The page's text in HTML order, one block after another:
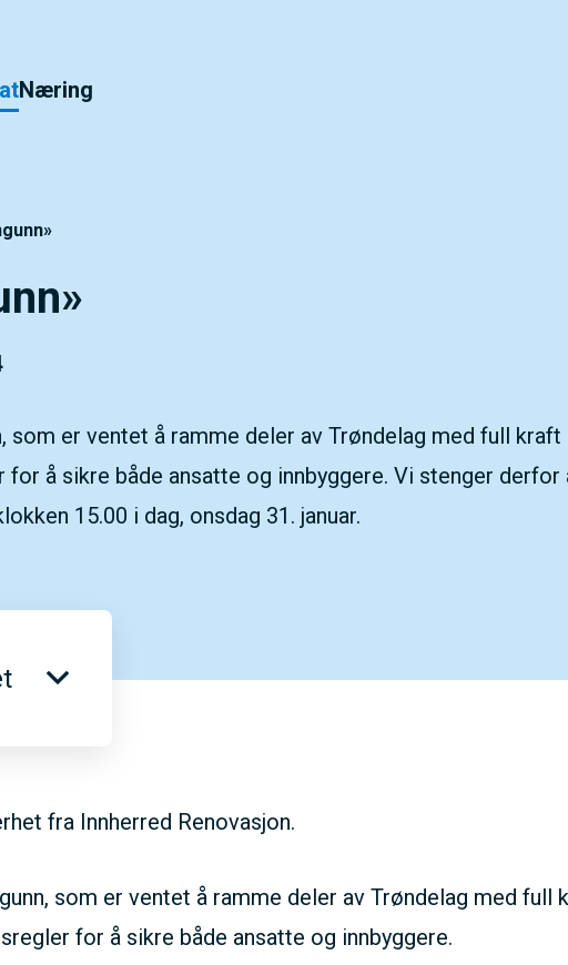
forstørre eller - (minus) for å forminske.
Næring
som er ventet å ramme deler av Trøndelag med full
å sikre både ansatte og innbyggere. Vi stenger derfor
15.00 i dag, onsdag 31. januar.
fra Innherred Renovasjon.
som er ventet å ramme deler av Trøndelag med full
for å sikre både ansatte og innbyggere.